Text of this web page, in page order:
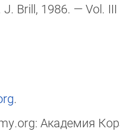
J. Brill, 1986. — Vol.
.
Академия